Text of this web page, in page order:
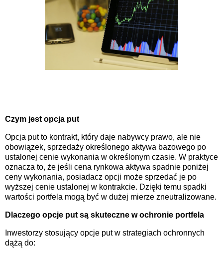
Czym jest opcja put
Opcja put to kontrakt, który daje nabywcy prawo, ale nie
obowiązek, sprzedaży określonego aktywa bazowego po
ustalonej cenie wykonania w określonym czasie. W praktyce
oznacza to, że jeśli cena rynkowa aktywa spadnie poniżej
ceny wykonania, posiadacz opcji może sprzedać je po
wyższej cenie ustalonej w kontrakcie. Dzięki temu spadki
wartości portfela mogą być w dużej mierze zneutralizowane.
Dlaczego opcje put są skuteczne w ochronie portfela
Inwestorzy stosujący opcje put w strategiach ochronnych
dążą do: